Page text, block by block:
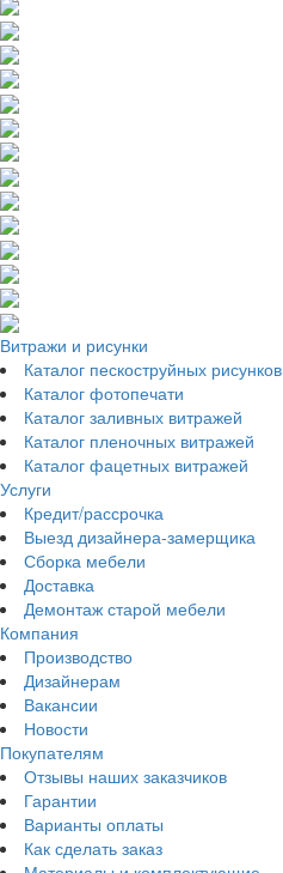
Витражи и рисунки
Каталог пескоструйных рисунков
Каталог фотопечати
Каталог заливных витражей
Каталог пленочных витражей
Каталог фацетных витражей
Услуги
Кредит/рассрочка
Выезд дизайнера-замерщика
Сборка мебели
Доставка
Демонтаж старой мебели
Компания
Производство
Дизайнерам
Вакансии
Новости
Покупателям
Отзывы наших заказчиков
Гарантии
Варианты оплаты
Как сделать заказ